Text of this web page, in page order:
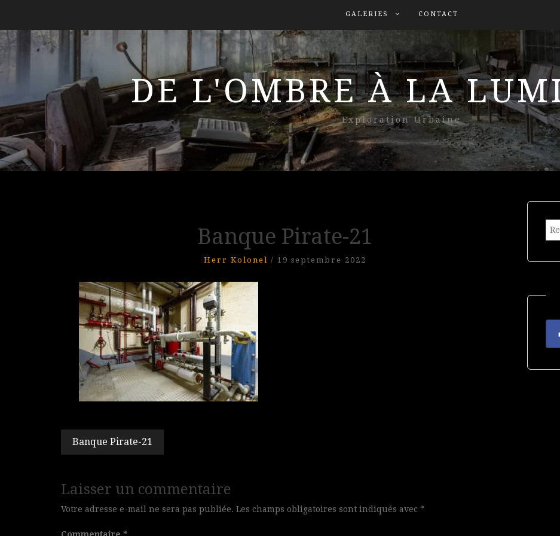
GALERIES CONTACT
DE L'OMBRE À LA
Exploration Urbaine
Banque Pirate-21
Herr Kolonel / 19 septembre 2022
Navigation
de
l’article
Banque Pirate-21
Laisser un commentaire
Votre adresse e-mail ne sera pas publiée. Les champs obligatoires sont indiqués avec *